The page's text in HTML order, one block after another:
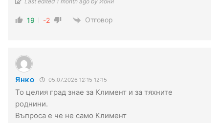
19 -2 Отговор
Янко 05.07.2026 12:15 12:15
То целия град знае за Климент и за тяхните
роднини.
Въпроса е че не само Климент